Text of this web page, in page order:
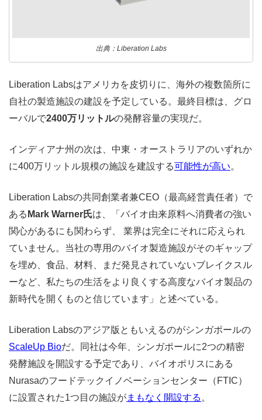
出典：Liberation Labs
Liberation Labsはアメリカを皮切りに、海外の複数箇所に
自社の製造施設の建設を予定している。最終目標は、グロ
ーバルで2400万リットルの発酵容量の実現だ。
インディアナ州の次は、中東・オーストラリアのいずれか
に400万リットル規模の施設を建設する可能性が高い。
Liberation Labsの共同創業者兼CEO（最高経営責任者）で
ある Mark Warner氏は、「バイオ由来原料へ消費者の強い
関心があるにも関わらず、 業界は完全にそれに応えられ
ていません。当社の専用のバイオ製造施設がそのギャップ
を埋め、食品、材料、まだ発見されていないブレイクスル
ーなど、私たちの生活をより良くする高度なバイオ製品の
新時代を開くものと信じています」と述べている。
Liberation Labsのアジア版ともいえるのがシンガポールの
ScaleUp Bioだ。同社は今年、シンガポールに2つの精密
発酵施設を開設する予定であり、バイオポリスにある
Nurasaのフードテックイノベーションセンター（FTIC）
に設置された1つ目の施設がまもなく開設する 。